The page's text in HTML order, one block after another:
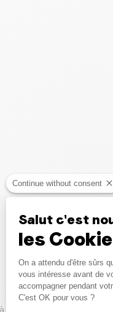
Continue without consent
Salut c'est
les
Consent
On a attendu d'être sûrs
vous intéresse avant de
accompagner pendant
C'est OK pour vous ?